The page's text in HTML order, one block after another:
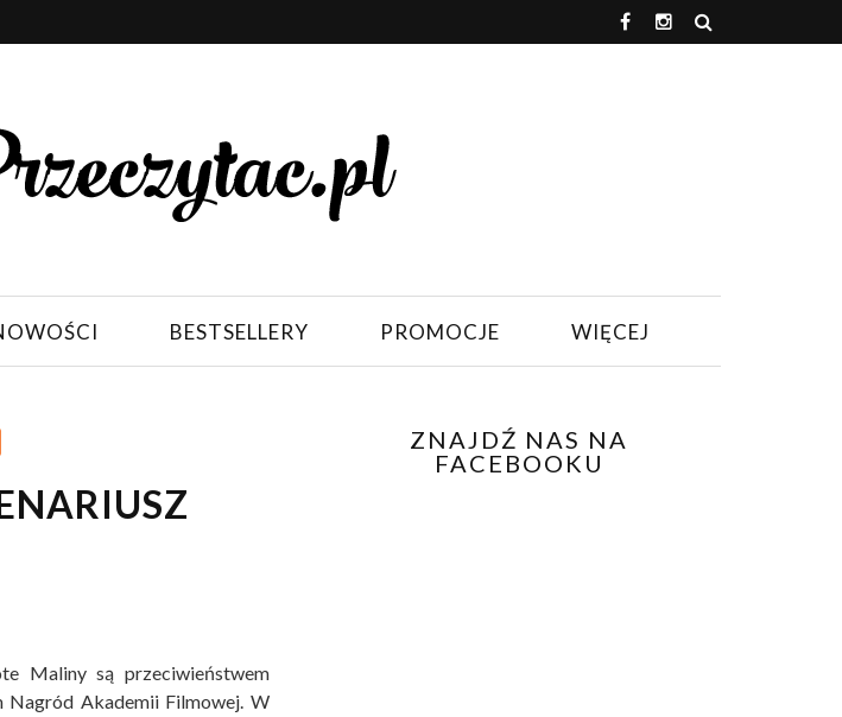
BESTSELLERY PROMOCJE WIĘCEJ
Maliny są przeciwieństwem
Nagród Akademii Filmowej. W
ZNAJDŹ NAS NA
FACEBOOKU